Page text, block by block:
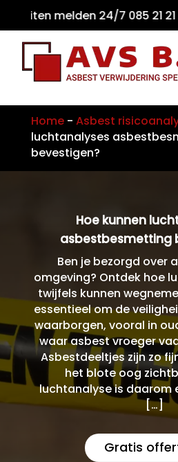
melden 24/7 085
Home- Asbest
luchtanalyses
bevestigen?
Hoe kunnen
asbestbesmetting
Ben je bezorgd over
omgeving? Ontdek hoe
twijfels kunnen
essentieel om de
waarborgen, vooral in
waar asbest vroeger
Asbestdeeltjes zijn zo
het blote oog
luchtanalyse is daarom
[…]
Gratis